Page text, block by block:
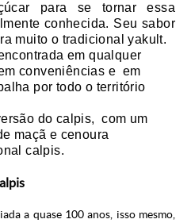
para se tornar essa
conhecida. Seu sabor
muito o tradicional yakult.
em qualquer
conveniências e em
por todo o território
do calpis, com um
maçã e cenoura
calpis.
a quase 100 anos, isso mesmo,